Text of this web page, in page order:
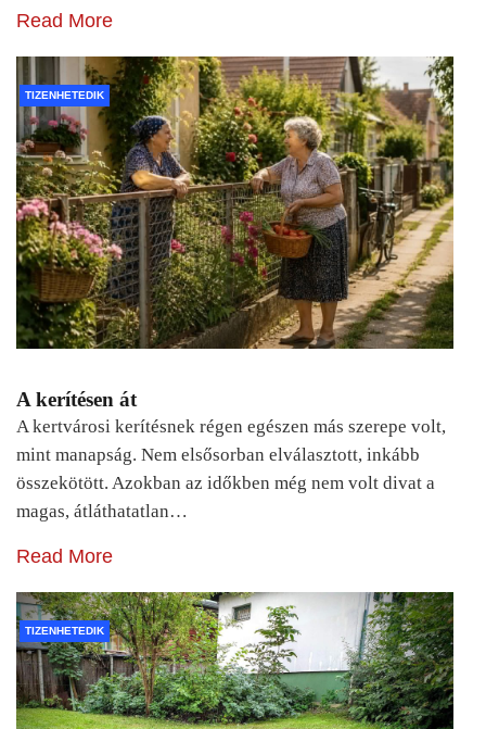
Read More
TIZENHETEDIK
A kerítésen át
A kertvárosi kerítésnek régen egészen más szerepe volt,
mint manapság. Nem elsősorban elválasztott, inkább
összekötött. Azokban az időkben még nem volt divat a
magas, átláthatatlan…
Read More
TIZENHETEDIK